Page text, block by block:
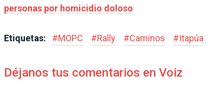
personas por homicidio doloso
Etiquetas: #MOPC #Rally #Caminos #Itapúa
Déjanos tus comentarios en Voiz